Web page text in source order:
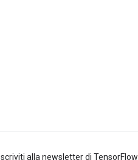
Iscriviti alla newsletter di TensorFlow